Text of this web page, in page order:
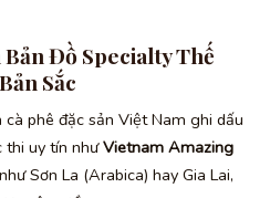
Đồ Specialty Thế
Sắc
phê đặc sản Việt Nam ghi dấu
thi uy tín nhưVietnam Amazing
Sơn La (Arabica) hay Gia Lai,